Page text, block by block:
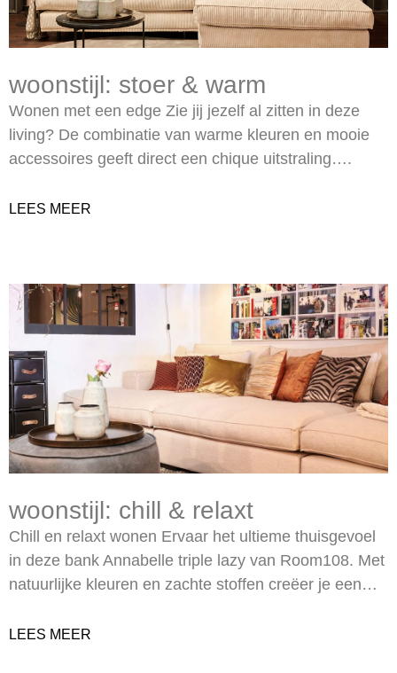
woonstijl: stoer & warm
Wonen met een edge Zie jij jezelf al zitten in deze
living? De combinatie van warme kleuren en mooie
accessoires geeft direct een chique uitstraling….
LEES MEER
woonstijl: chill & relaxt
Chill en relaxt wonen Ervaar het ultieme thuisgevoel
in deze bank Annabelle triple lazy van Room108. Met
natuurlijke kleuren en zachte stoffen creëer je een…
LEES MEER